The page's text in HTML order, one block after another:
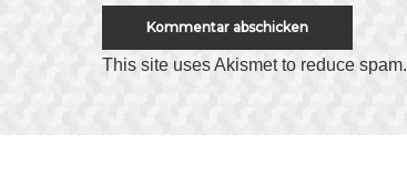
This site uses Akismet to reduce spam.